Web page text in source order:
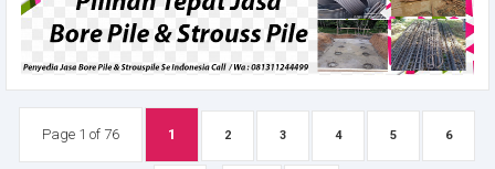
Page 1 of 76 1 2 3 4 5 6